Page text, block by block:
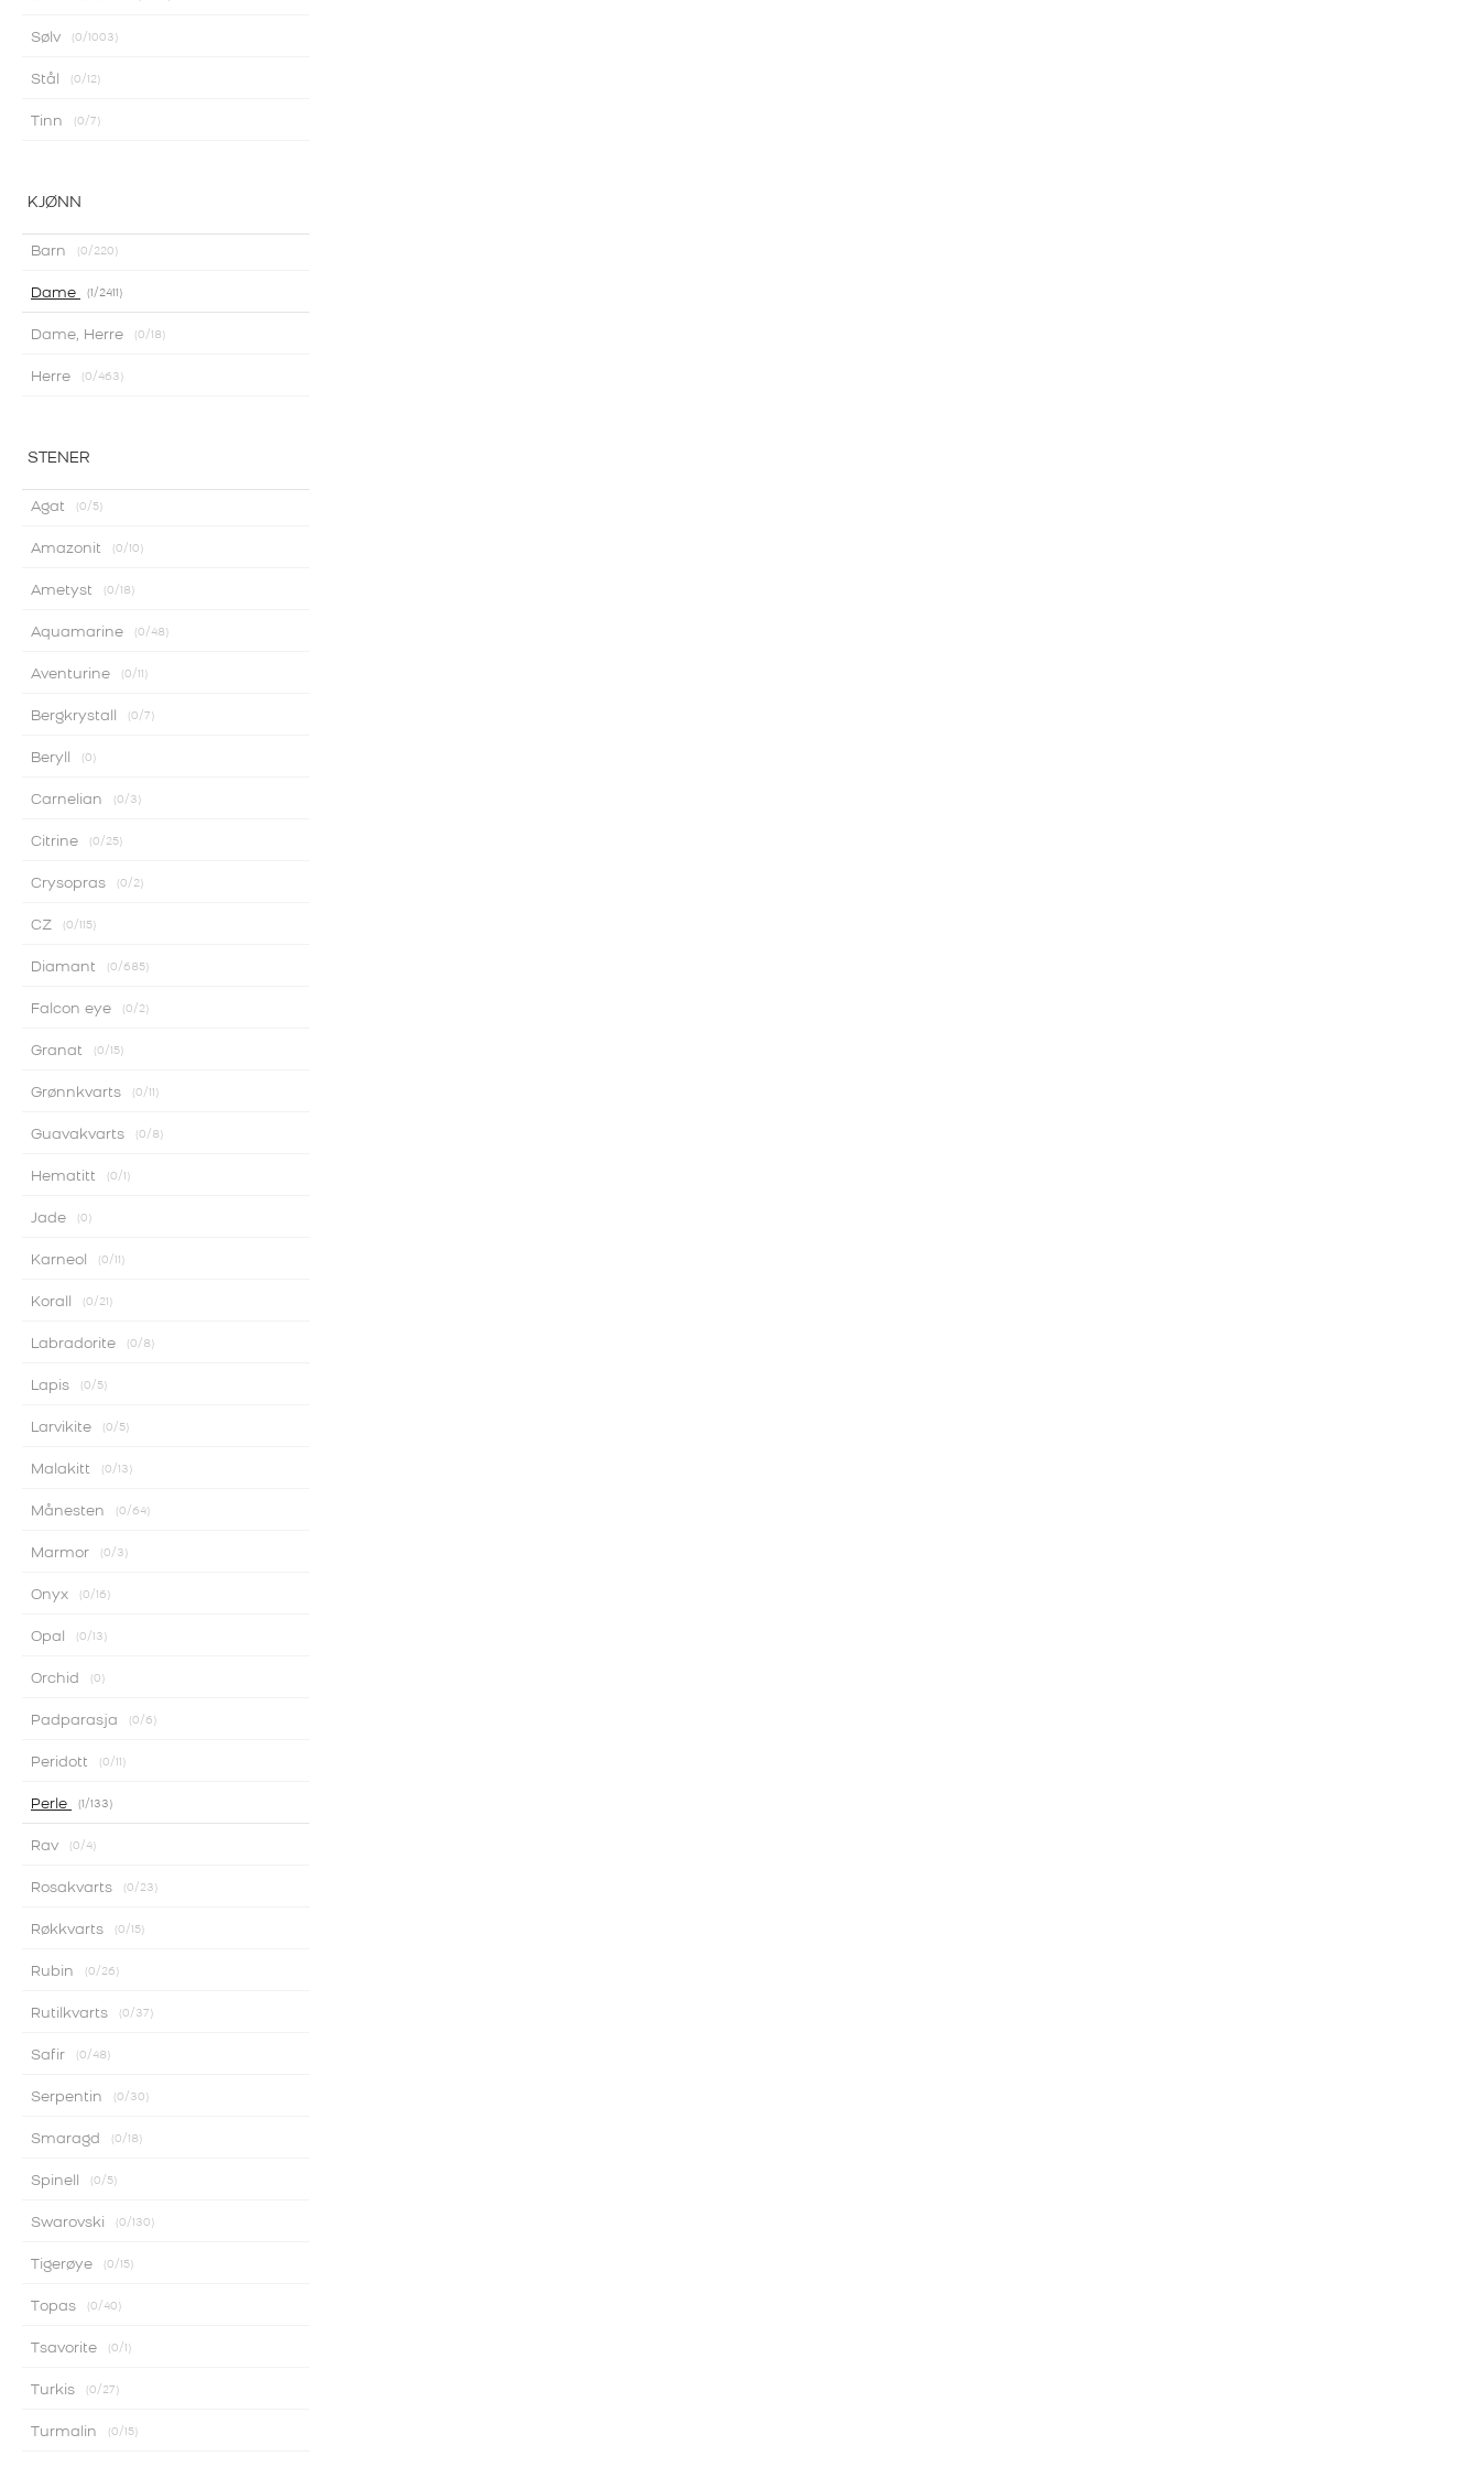
Sølv 0/1003
Stål 0/12
Tinn 0/7
KJØNN
Barn 0/220
Dame 1/2411
Dame, Herre 0/18
Herre 0/463
STENER
Agat 0/5
Amazonit 0/10
Ametyst 0/18
Aquamarine 0/48
Aventurine 0/11
Bergkrystall 0/7
Beryll 0
Carnelian 0/3
Citrine 0/25
Crysopras 0/2
CZ 0/115
Diamant 0/685
Falcon eye 0/2
Granat 0/15
Grønnkvarts 0/11
Guavakvarts 0/8
Hematitt 0/1
Jade 0
Karneol 0/11
Korall 0/21
Labradorite 0/8
Lapis 0/5
Larvikite 0/5
Malakitt 0/13
Månesten 0/64
Marmor 0/3
Onyx 0/16
Opal 0/13
Orchid 0
Padparasja 0/6
Peridott 0/11
Perle 1/133
Rav 0/4
Rosakvarts 0/23
Røkkvarts 0/15
Rubin 0/26
Rutilkvarts 0/37
Safir 0/48
Serpentin 0/30
Smaragd 0/18
Spinell 0/5
Swarovski 0/130
Tigerøye 0/15
Topas 0/40
Tsavorite 0/1
Turkis 0/27
Turmalin 0/15